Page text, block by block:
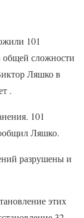
101
общей сложности
Ляшко в
.
101
Ляшко.
разрушены и
этих